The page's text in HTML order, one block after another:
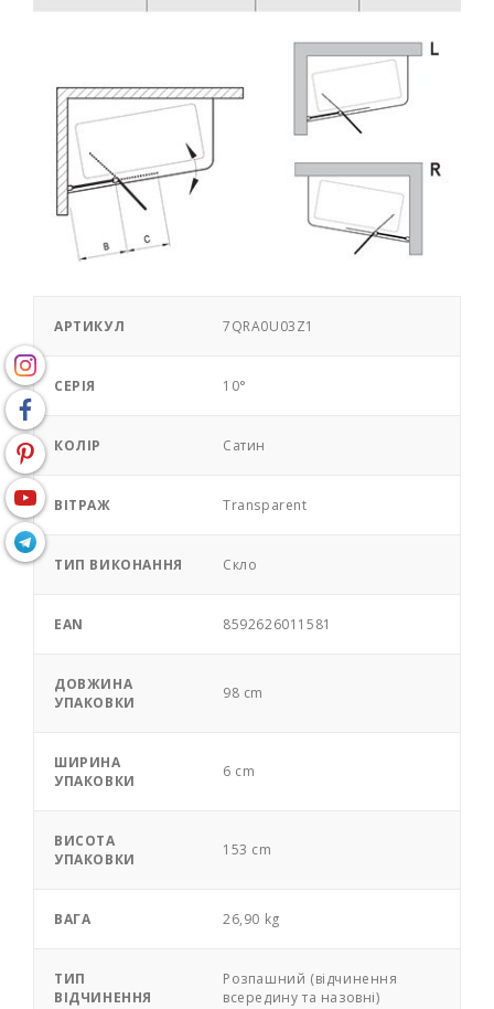
АРТИКУЛ 7QRA0U03Z1
СЕРІЯ 10°
КОЛІР Сатин
ВІТРАЖ Transparent
ТИП ВИКОНАННЯ Скло
EAN 8592626011581
ДОВЖИНА
УПАКОВКИ
98 cm
ШИРИНА
УПАКОВКИ
6 cm
ВИСОТА
УПАКОВКИ
153 cm
ВАГА 26,90 kg
ТИП
ВІДЧИНЕННЯ
Розпашний (відчинення
всередину та назовні)